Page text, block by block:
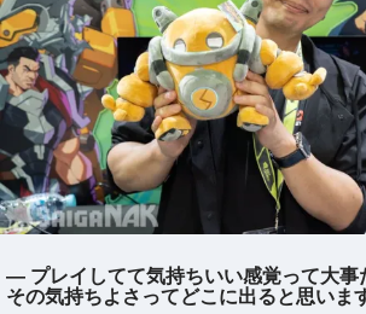
― プレイしてて気持ちいい感覚って大事
その気持ちよさってどこに出ると思いま